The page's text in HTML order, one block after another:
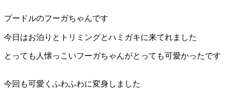
ロ
ン・
ペ
ッ
プードルのフーガちゃんです
今日はお泊りとトリミングとハミガキに来てれました
とっても人懐っこいフーガちゃんがとっても可愛かったです
今回も可愛くふわふわに変身しました